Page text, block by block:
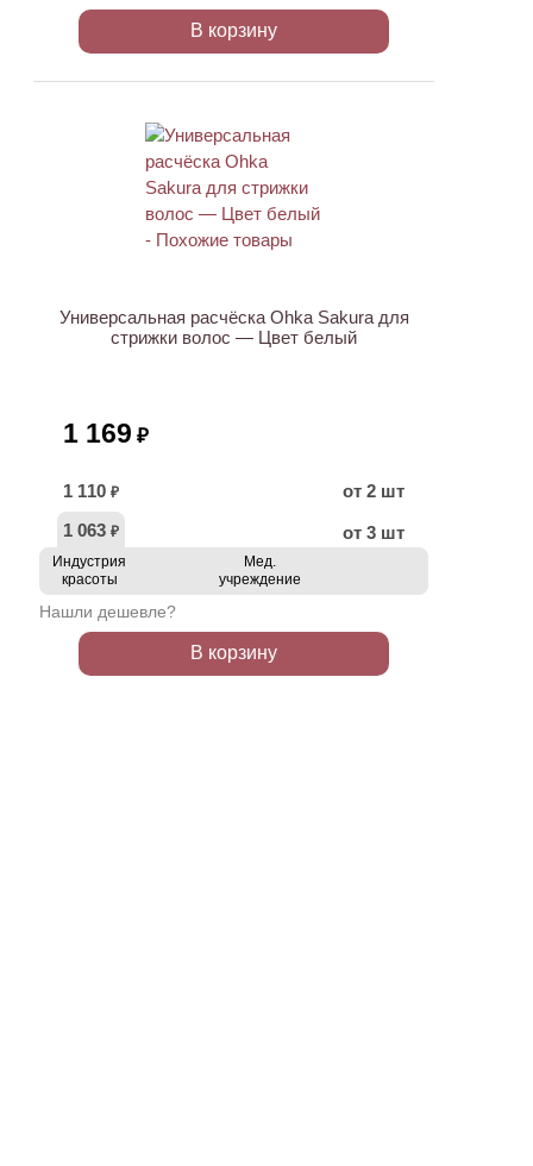
В корзину
Универсальная расчёска Ohka Sakura для
стрижки волос — Цвет белый
1 169 ₽
1 110 ₽
от 2 шт
1 063 ₽ от 3 шт
Индустрия
красоты
Мед.
учреждение
Нашли дешевле?
В корзину